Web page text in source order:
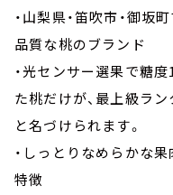
・山梨県・笛吹市・御坂
品質な桃のブランド
・光センサー選果で糖
た桃だけが、最上級ラ
と名づけられます。
・しっとりなめらかな
特徴